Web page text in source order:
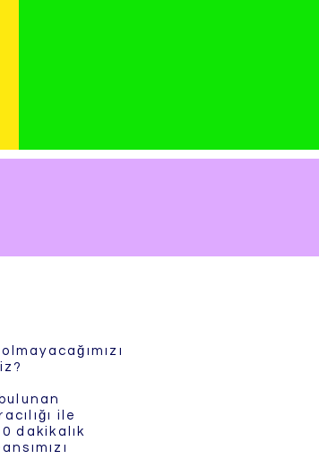
ile
dakikalık